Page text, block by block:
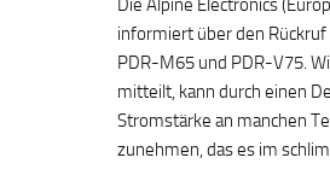
Die Alpine Electronics
informiert über den
PDR-M65 und PDR-V75.
mitteilt, kann durch einen
Stromstärke an manchen
zunehmen, das es im